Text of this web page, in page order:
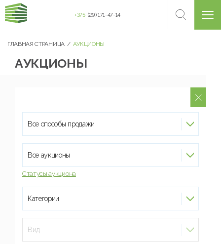
+375 (29) 171-47-14
ГЛАВНАЯ СТРАНИЦА АУКЦИОНЫ
АУКЦИОНЫ
Все способы продажи
Все аукционы
Статусы аукциона
Категории
Вид